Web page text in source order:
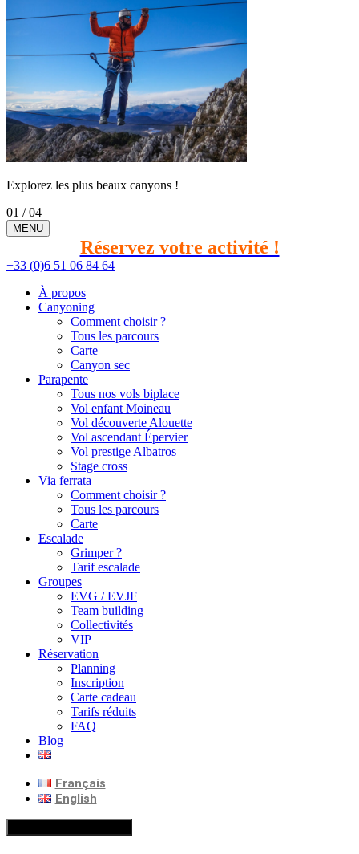
Explorez les plus beaux canyons !
01 / 04
MENU
Réservez votre activité !
+33 (0)6 51 06 84 64
À propos
Canyoning
Comment choisir ?
Tous les parcours
Carte
Canyon sec
Parapente
Tous nos vols biplace
Vol enfant Moineau
Vol découverte Alouette
Vol ascendant Épervier
Vol prestige Albatros
Stage cross
Via ferrata
Comment choisir ?
Tous les parcours
Carte
Escalade
Grimper ?
Tarif escalade
Groupes
EVG / EVJF
Team building
Collectivités
VIP
Réservation
Planning
Inscription
Carte cadeau
Tarifs réduits
FAQ
Blog
Français
English